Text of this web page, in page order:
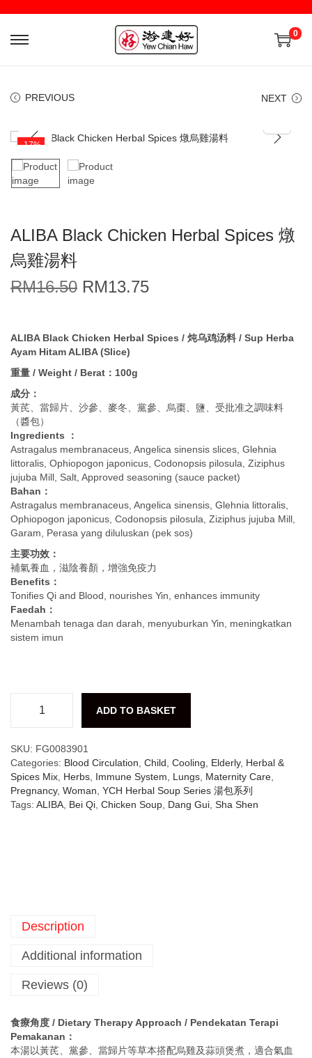
0
PREVIOUS NEXT
-17%
ALIBA Black Chicken Herbal Spices 燉
烏雞湯料
RM16.50 RM13.75
ALIBA Black Chicken Herbal Spices / 炖乌鸡汤料 / Sup Herba
Ayam Hitam ALIBA (Slice)
重量 / Weight / Berat：100g
成分：
黃芪、當歸片、沙參、麥冬、黨參、烏棗、鹽、受批准之調味料
（醬包）
Ingredients ：
Astragalus membranaceus, Angelica sinensis slices, Glehnia
littoralis, Ophiopogon japonicus, Codonopsis pilosula, Ziziphus
jujuba Mill, Salt, Approved seasoning (sauce packet)
Bahan：
Astragalus membranaceus, Angelica sinensis, Glehnia littoralis,
Ophiopogon japonicus, Codonopsis pilosula, Ziziphus jujuba Mill,
Garam, Perasa yang diluluskan (pek sos)
主要功效：
補氣養血，滋陰養顏，增強免疫力
Benefits：
Tonifies Qi and Blood, nourishes Yin, enhances immunity
Faedah：
Menambah tenaga dan darah, menyuburkan Yin, meningkatkan
sistem imun
ADD TO BASKET
SKU: FG0083901
Categories: Blood Circulation Child Cooling Elderly, Herbal &
Spices Mix Herbs Immune System Lungs Maternity Care
Pregnancy, Woman YCH Herbal Soup Series 湯包系列
Tags: ALIBA Bei Qi Chicken Soup Dang Gui Sha Shen
Description
Additional information
Reviews (0)
食療角度 / Dietary Therapy Approach / Pendekatan Terapi
Pemakanan：
本湯以黃芪、黨參、當歸片等草本搭配烏雞及蒜頭煲煮，適合氣血